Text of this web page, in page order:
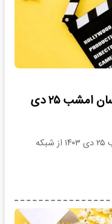
ساعت پخش و تکرار سریال ایسان امشب ۲۵ دی
ساعت پخش و تکرار سریال ایسان امشب ۲۵ دی ۱۴۰۳ از شبکه